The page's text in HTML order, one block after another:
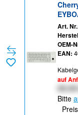
Art.
OEM-
EAN:
auf
XX,XX €
Bitte